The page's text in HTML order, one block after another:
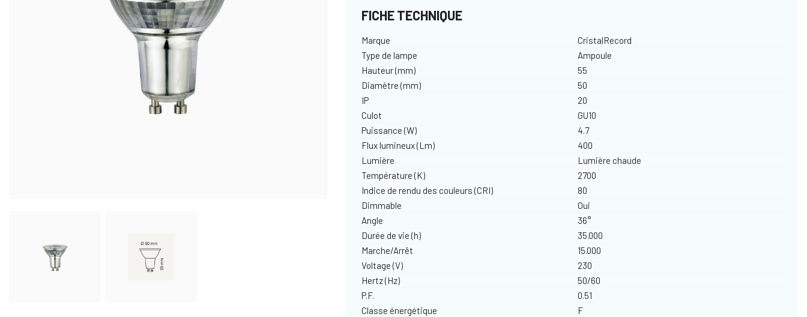
FICHE TECHNIQUE
Marque
CristalRecord
Type de lampe
Ampoule
Hauteur (mm)
55
Diamètre (mm)
50
IP
20
Culot
GU10
Puissance (W)
4.7
Flux lumineux (Lm)
400
Lumière
Lumière chaude
Température (K)
2700
Indice de rendu des couleurs (CRI)
80
Dimmable
Oui
Angle
36°
Durée de vie (h)
35.000
Marche/Arrêt
15.000
Voltage (V)
230
Hertz (Hz)
50/60
P.F.
0.51
Classe énergétique
F